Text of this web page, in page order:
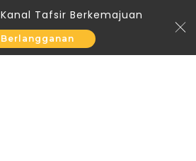
Kanal Tafsir Berkemajuan
Berlangganan